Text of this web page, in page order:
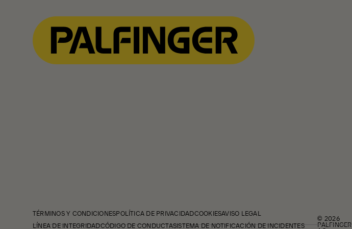
TÉRMINOS Y CONDICIONESPOLÍTICA DE PRIVACIDADCOOKIESAVISO LEGAL
LÍNEA DE INTEGRIDADCÓDIGO DE CONDUCTASISTEMA DE NOTIFICACIÓN DE INCIDENTES
© 2026
PALFINGER